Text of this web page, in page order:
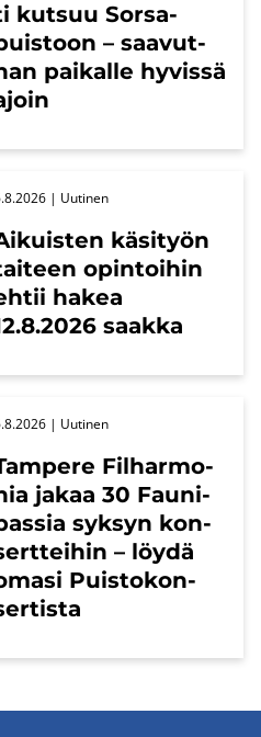
kut­suu Sors­a­
– saa­vut­
pai­kal­le hy­vis­sä
kä­si­työn
opin­toi­hin
hakea
saak­ka
| Uu­ti­nen
Fil­har­mo­
jakaa 30 Fau­ni­
syk­syn kon­
– löydä
Puis­to­kon­
| Uu­ti­nen